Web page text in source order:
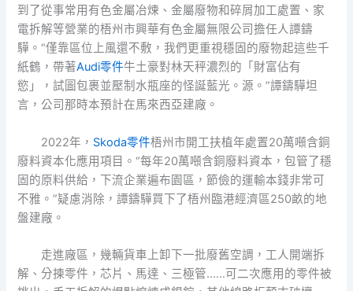
到了從事常用有色金屬冶煉、金屬廢物和碎屑加工處置、家
電拆解等營業的梧州市興華有色金屬無限公司擔任人譚鑄
驊。“僅靠區位上風還不敷，我們更重視穩固的廢物起這些千
紙鶴，帶著Audi零件牛土豪對林天秤濃烈的「財富佔有
慾」，試圖包裹並壓制水瓶座的怪誕藍光。源。”譚鑄驊坦
言，公司那時本預計在馬來西亞建廠。
2022年， Skoda零件梧州市開工扶植年處置20萬噸含銅
廢料資本化應用項目。“每年20萬噸含銅廢料資本，包管了穩
固的原料供給，下流企業遍布園區，節儉的運輸本錢非常可
不雅。”疑慮消除，譚鑄驊買下了梧州臨港經濟區250畝的地
盤建廠。
走進廠區，幾輛貨車上卸下一批廢舊空調，工人開端拆
解、分揀零件，芯片、馬達、三極管……可二次應用的零件被